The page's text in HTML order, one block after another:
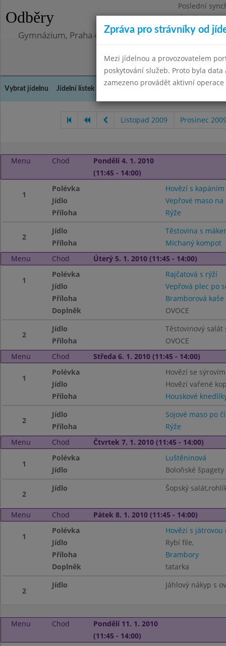
Odběry
Poslední
Úterý
Gymnázium, Praha 4, Budějovická 680
Vybrat jídelnu Jídelní lístek Kontakty a informace
Listopad 2009 Prosinec
Menu Chod
Pondělí 4. 1. 2010
(11:45 - 14:00)
1
Polévka
Hovězí s kapáním
Jídlo
Vepřové maso
Příloha
Rýže
2
Jídlo
Těstovina s
Příloha
Míchaný kompot
Menu
Chod Úterý 5. 1. 2010 (11:45 - 14:00)
1
Polévka
Rajčatová s rýží
Jídlo
Vepřová plec po
Příloha
Bramborová kaše
Doplněk
OVOCE
2
Jídlo
Těstovinový salát
Příloha
OVOCE
Menu
Chod Středa 6. 1. 2010 (11:45 - 14:00)
1
Polévka
Hovězí se
Jídlo
Hovězí vařené
Příloha
Houskové
2
Jídlo
Sojové maso po
Příloha
Rýže
Menu
Chod Čtvrtek 7. 1. 2010 (11:45 - 14:00)
1
Polévka
Luštěninová
Jídlo
Boloňské špagety
2
Jídlo Šopský
Menu Chod Pátek 8. 1. 2010 (11:45 - 14:00)
1
Polévka
Hovězí s játrovou
Jídlo
Rybí file,
Příloha
Brambory
Doplněk
tatarka
2
Jídlo Jáhlový nákyp s
Menu Chod
Pondělí 11. 1. 2010
(11:45 - 14:00)
Zpráva pro strávníky od
Mezi jídelnou a provozovatelem
poskytování služeb. Proto byla
zamezeno provádět aktivní